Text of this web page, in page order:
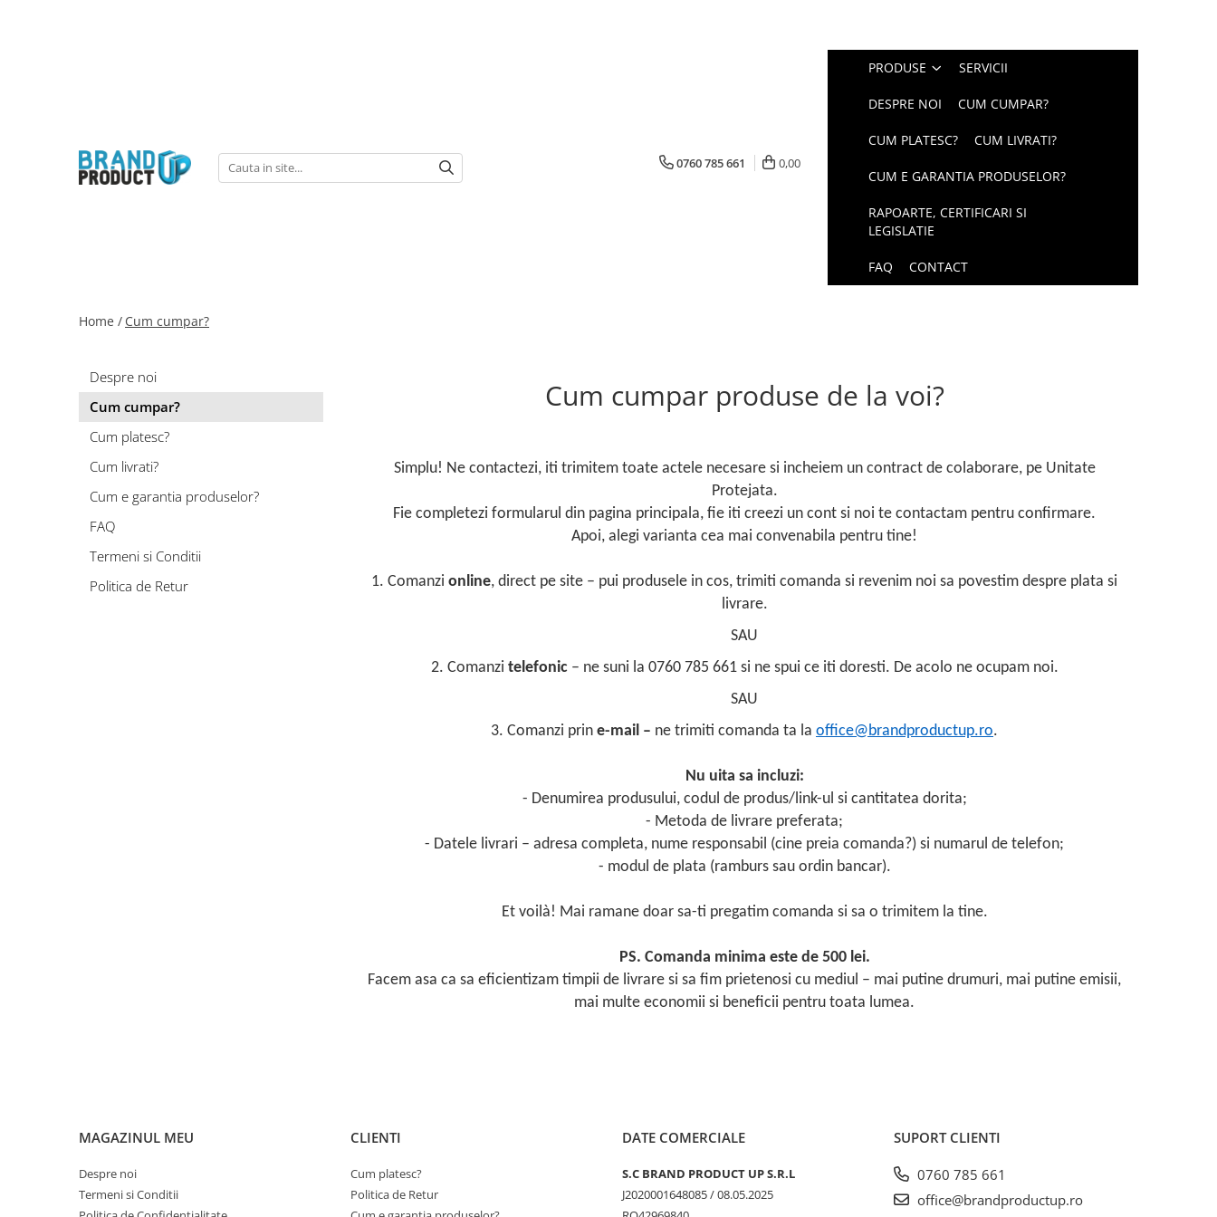
Consumabile din hartie
Hartie copiator si imprimanta
0760 785 661 0,00
PRODUSE SERVICII
DESPRE NOI CUM CUMPAR?
CUM PLATESC? CUM LIVRATI?
CUM E GARANTIA PRODUSELOR?
RAPOARTE, CERTIFICARI SI
LEGISLATIE
FAQ CONTACT
Home / Cum cumpar?
Cum cumpar produse de la voi?
Simplu! Ne contactezi, iti trimitem toate actele necesare si incheiem un contract de colaborare, pe Unitate
Protejata.
Fie completezi formularul din pagina principala, fie iti creezi un cont si noi te contactam pentru confirmare.
Apoi, alegi varianta cea mai convenabila pentru tine!
1. Comanzi online, direct pe site – pui produsele in cos, trimiti comanda si revenim noi sa povestim despre plata si
livrare.
SAU
2. Comanzi telefonic– ne suni la 0760 785 661 si ne spui ce iti doresti. De acolo ne ocupam noi.
SAU
3. Comanzi prin e-mail – ne trimiti comanda ta la office@brandproductup.ro.
Nu uita sa incluzi:
- Denumirea produsului, codul de produs/link-ul si cantitatea dorita;
- Metoda de livrare preferata;
- Datele livrari – adresa completa, nume responsabil (cine preia comanda?) si numarul de telefon;
- modul de plata (ramburs sau ordin bancar).
Et voilà! Mai ramane doar sa-ti pregatim comanda si sa o trimitem la tine.
PS. Comanda minima este de 500 lei.
Facem asa ca sa eficientizam timpii de livrare si sa fim prietenosi cu mediul – mai putine drumuri, mai putine emisii,
mai multe economii si beneficii pentru toata lumea.
Despre noi
Cum cumpar?
Cum platesc?
Cum livrati?
Cum e garantia produselor?
FAQ
Termeni si Conditii
Politica de Retur
MAGAZINUL MEU
Despre noi
Termeni si Conditii
CLIENTI
Cum platesc?
Politica de Retur
DATE COMERCIALE
S.C BRAND PRODUCT UP S.R.L
J2020001648085 / 08.05.2025
SUPORT CLIENTI
0760 785 661
office@brandproductup.ro